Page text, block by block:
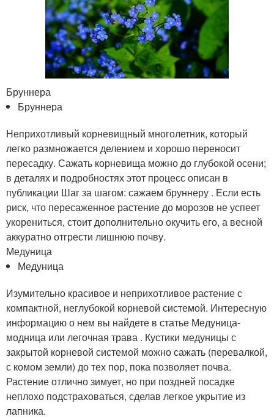
Бруннера
Бруннера
Неприхотливый корневищный многолетник, который
легко размножается делением и хорошо переносит
пересадку. Сажать корневища можно до глубокой осени;
в деталях и подробностях этот процесс описан в
публикации Шаг за шагом: сажаем бруннеру . Если есть
риск, что пересаженное растение до морозов не успеет
укорениться, стоит дополнительно окучить его, а весной
аккуратно отгрести лишнюю почву.
Медуница
Медуница
Изумительно красивое и неприхотливое растение с
компактной, неглубокой корневой системой. Интересную
информацию о нем вы найдете в статье Медуница-
модница или легочная трава . Кустики медуницы с
закрытой корневой системой можно сажать (перевалкой,
с комом земли) до тех пор, пока позволяет почва.
Растение отлично зимует, но при поздней посадке
неплохо подстраховаться, сделав легкое укрытие из
лапника.